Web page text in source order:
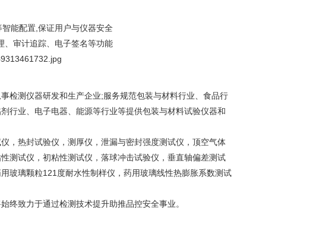
能配置,保证用户与仪器安全
、审计追踪、电子签名等功能
检测仪器研发和生产企业;服务规范包装与材料行业、食品行
行业、电子电器、能源等行业等提供包装与材料试验仪器和
，热封试验仪，测厚仪，泄漏与密封强度测试仪，顶空气体
测试仪，初粘性测试仪，落球冲击试验仪，垂直轴偏差测试
玻璃颗粒121度耐水性制样仪，药用玻璃线性热膨胀系数测试
终致力于通过检测技术提升助推品控安全事业。